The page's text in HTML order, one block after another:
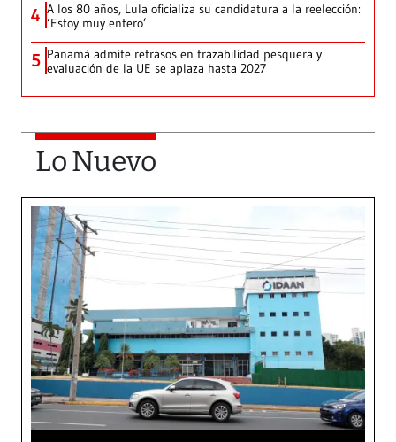
4 A los 80 años, Lula oficializa su candidatura a la reelección:
‘Estoy muy entero’
5 Panamá admite retrasos en trazabilidad pesquera y
evaluación de la UE se aplaza hasta 2027
Lo Nuevo